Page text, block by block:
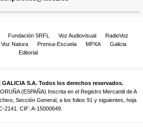
Fundación SRFL Voz Audiovisual
RadioVoz
Voz Natura Prensa-Escuela MPXA
Galicia
Editorial
S.A. Todos los derechos reservados.
(ESPAÑA) Inscrita en el Registro Mercantil de A
Sección General, a los folios 91 y siguientes, hoja
2141. CIF: A-15000649.